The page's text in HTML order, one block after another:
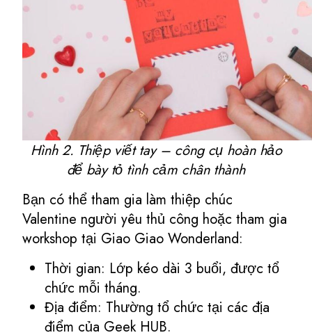
Hình 2. Thiệp viết tay – công cụ hoàn hảo
để bày tỏ tình cảm chân thành
Bạn có thể tham gia làm thiệp chúc
Valentine người yêu thủ công hoặc tham gia
workshop tại Giao Giao Wonderland:
Thời gian: Lớp kéo dài 3 buổi, được tổ
chức mỗi tháng.
Địa điểm: Thường tổ chức tại các địa
điểm của Geek HUB.